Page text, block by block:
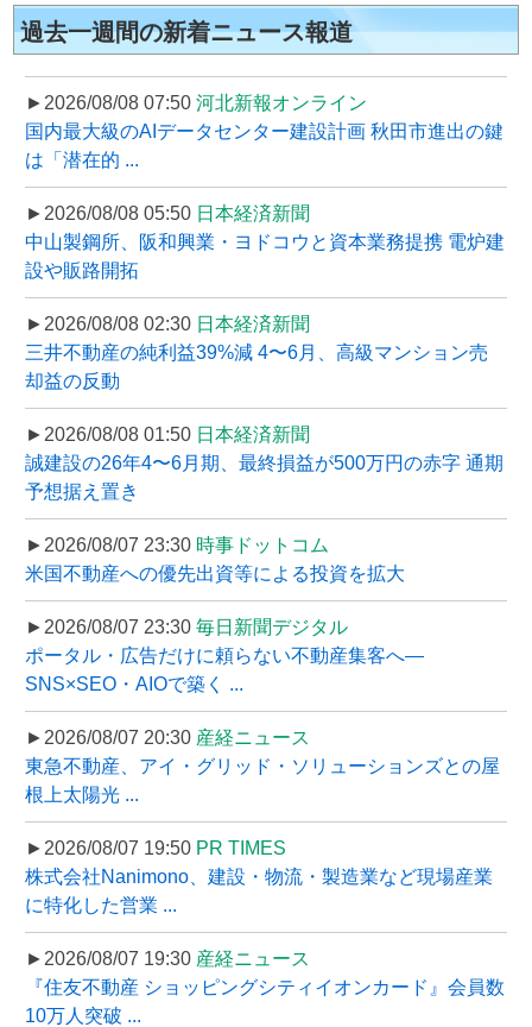
過去一週間の新着ニュース報道
►2026/08/08 07:50 河北新報オンライン
国内最大級のAIデータセンター建設計画 秋田市進出の鍵
は「潜在的 ...
►2026/08/08 05:50 日本経済新聞
中山製鋼所、阪和興業・ヨドコウと資本業務提携 電炉建
設や販路開拓
►2026/08/08 02:30 日本経済新聞
三井不動産の純利益39%減 4〜6月、高級マンション売
却益の反動
►2026/08/08 01:50 日本経済新聞
誠建設の26年4〜6月期、最終損益が500万円の赤字 通期
予想据え置き
►2026/08/07 23:30 時事ドットコム
米国不動産への優先出資等による投資を拡大
►2026/08/07 23:30 毎日新聞デジタル
ポータル・広告だけに頼らない不動産集客へ―
SNS×SEO・AIOで築く ...
►2026/08/07 20:30 産経ニュース
東急不動産、アイ・グリッド・ソリューションズとの屋
根上太陽光 ...
►2026/08/07 19:50 PR TIMES
株式会社Nanimono、建設・物流・製造業など現場産業
に特化した営業 ...
►2026/08/07 19:30 産経ニュース
『住友不動産 ショッピングシティイオンカード』会員数
10万人突破 ...